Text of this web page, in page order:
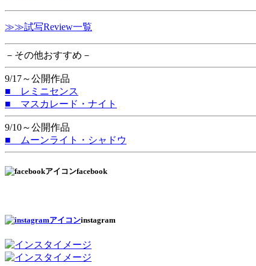
≫≫試写Review一覧
－その他おすすめ－
9/17～公開作品
■ レミニセンス
■ マスカレード・ナイト
9/10～公開作品
■ ムーンライト・シャドウ
facebook
instagram